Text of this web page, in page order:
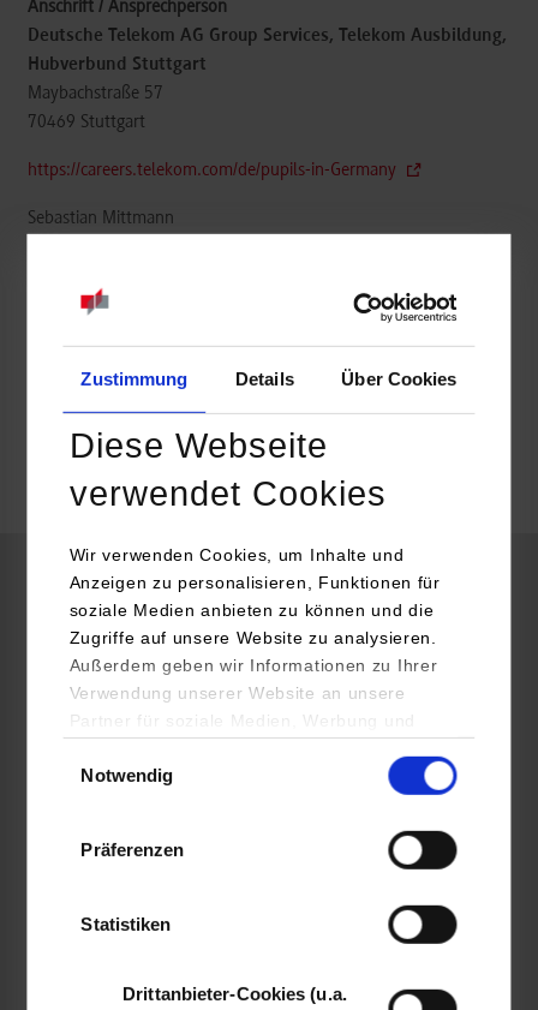
Zustimmung Details Über Cookies
Diese Webseite
verwendet Cookies
Wir verwenden Cookies, um Inhalte und
Anzeigen zu personalisieren, Funktionen für
soziale Medien anbieten zu können und die
Zugriffe auf unsere Website zu analysieren.
Außerdem geben wir Informationen zu Ihrer
Verwendung unserer Website an unsere
Partner für soziale Medien, Werbung und
YouTube, Google Maps) führen diese
Daten zusammen, die Sie ihnen bereitgestellt
haben oder die sie im Rahmen Ihrer Nutzung
Notwendig
Präferenzen
Statistiken
Drittanbieter-Cookies (u.a.
Deutsche Telekom AG Group Services, Telekom Ausbildung,
Hubverbund Stuttgart
Maybachstraße 57
70469 Stuttgart
https://careers.telekom.com/de/pupils-in-Germany
Sebastian Mittmann
Informatik / Künstliche Intelligenz
Deutsche Telekom AG Group Services, Telekom Ausbildung,
Hubverbund Stuttgart
Sebastian Mittmann
sebastian.mittmann@telekom.de